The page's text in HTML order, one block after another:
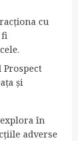
cu
fi
și
în
adverse